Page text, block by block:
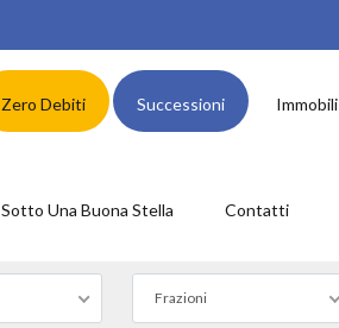
Zero Debiti Successioni Immobili
Sotto Una Buona Stella Contatti
Frazioni